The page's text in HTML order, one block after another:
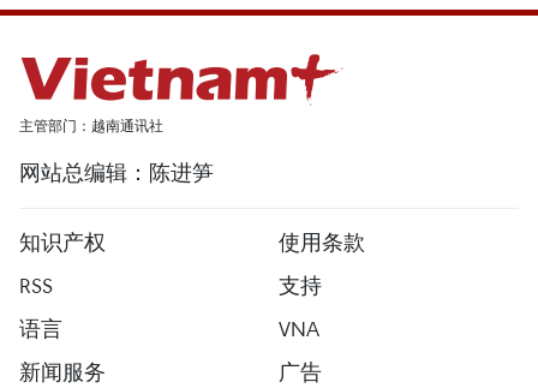
主管部门：越南通讯社
网站总编辑：陈进笋
知识产权
使用条款
RSS
支持
语言
VNA
新闻服务
广告